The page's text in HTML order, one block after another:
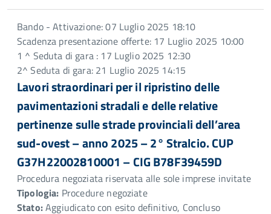
Bando - Attivazione: 07 Luglio 2025 18:10
Scadenza presentazione offerte: 17 Luglio 2025 10:00
1 ^ Seduta di gara : 17 Luglio 2025 12:30
2^ Seduta di gara: 21 Luglio 2025 14:15
Lavori straordinari per il ripristino delle
pavimentazioni stradali e delle relative
pertinenze sulle strade provinciali dell’area
sud-ovest – anno 2025 – 2° Stralcio. CUP
G37H22002810001 – CIG B78F39459D
Procedura negoziata riservata alle sole imprese invitate
Tipologia: Procedure negoziate
Stato:Aggiudicato con esito definitivo, Concluso